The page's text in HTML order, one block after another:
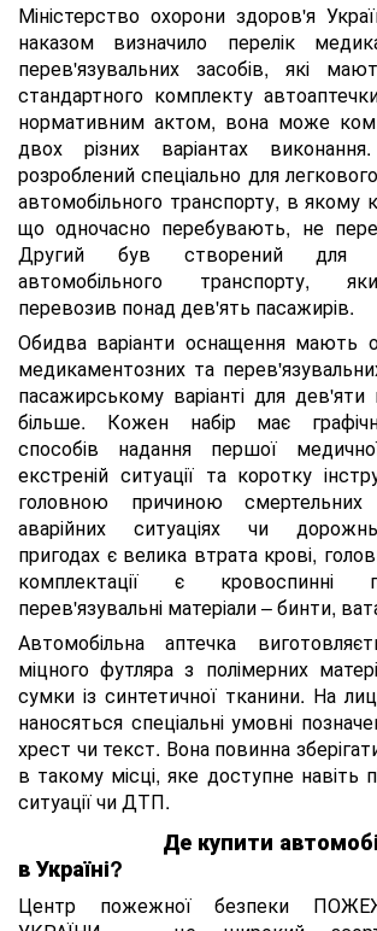
Міністерство охорони здоров'я
наказом визначило перелік
перев'язувальних засобів, які
стандартного комплекту
нормативним актом, вона може
двох різних варіантах
розроблений спеціально для
автомобільного транспорту, в якому
що одночасно перебувають, не
Другий був створений для
автомобільного транспорту,
перевозив понад дев'ять пасажирів.
Обидва варіанти оснащення мають
медикаментозних та
пасажирському варіанті для дев'яти
більше. Кожен набір має
способів надання першої
екстреній ситуації та коротку
головною причиною
аварійних ситуаціях чи
пригодах є велика втрата крові,
комплектації є кровоспинні
перев'язувальні матеріали – бинти,
Автомобільна аптечка
міцного футляра з полімерних
сумки із синтетичної тканини. На
наносяться спеціальні умовні
хрест чи текст. Вона повинна
в такому місці, яке доступне навіть
ситуації чи ДТП.
Де купити
в Україні?
Центр пожежної безпеки